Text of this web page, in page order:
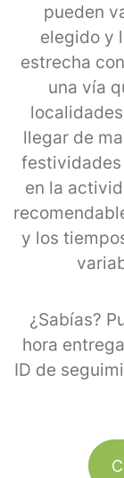
pueden
elegido y
estrecha
una vía
llegar de
en la
y los
¿Sabías?
hora
ID de